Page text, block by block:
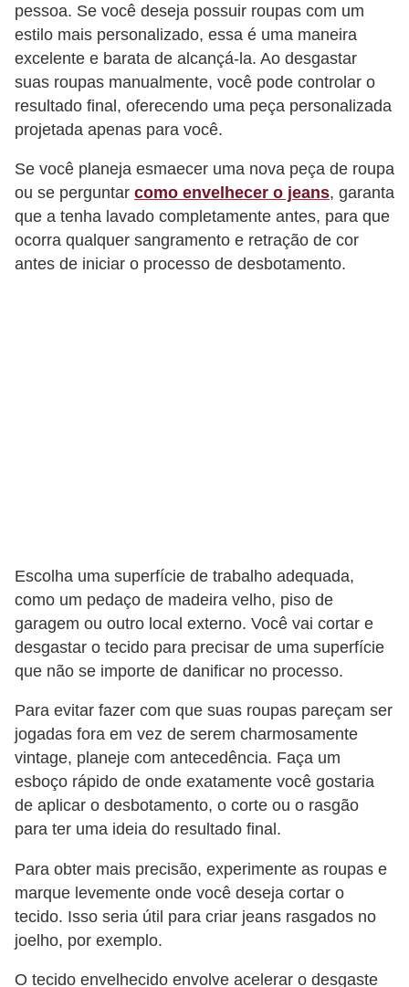
pessoa. Se você deseja possuir roupas com um
estilo mais personalizado, essa é uma maneira
excelente e barata de alcançá-la. Ao desgastar
suas roupas manualmente, você pode controlar o
resultado final, oferecendo uma peça personalizada
projetada apenas para você.
Se você planeja esmaecer uma nova peça de roupa
ou se perguntar como envelhecer o jeans, garanta
que a tenha lavado completamente antes, para que
ocorra qualquer sangramento e retração de cor
antes de iniciar o processo de desbotamento.
Escolha uma superfície de trabalho adequada,
como um pedaço de madeira velho, piso de
garagem ou outro local externo. Você vai cortar e
desgastar o tecido para precisar de uma superfície
que não se importe de danificar no processo.
Para evitar fazer com que suas roupas pareçam ser
jogadas fora em vez de serem charmosamente
vintage, planeje com antecedência. Faça um
esboço rápido de onde exatamente você gostaria
de aplicar o desbotamento, o corte ou o rasgão
para ter uma ideia do resultado final.
Para obter mais precisão, experimente as roupas e
marque levemente onde você deseja cortar o
tecido. Isso seria útil para criar jeans rasgados no
joelho, por exemplo.
O tecido envelhecido envolve acelerar o desgaste
R
o
u
p
a
e
c
e
d
e